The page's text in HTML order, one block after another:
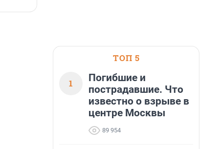
ТОП 5
1
Погибшие и
пострадавшие. Что
известно о взрыве в
центре Москвы
89 954